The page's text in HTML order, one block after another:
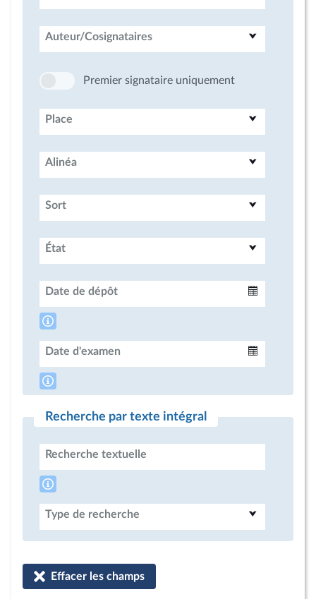
Auteur/Cosignataires
Premier signataire uniquement
Place
Alinéa
Sort
État
Date de dépôt
Date d'examen
Recherche par texte intégral
Recherche textuelle
Type de recherche
Effacer les champs